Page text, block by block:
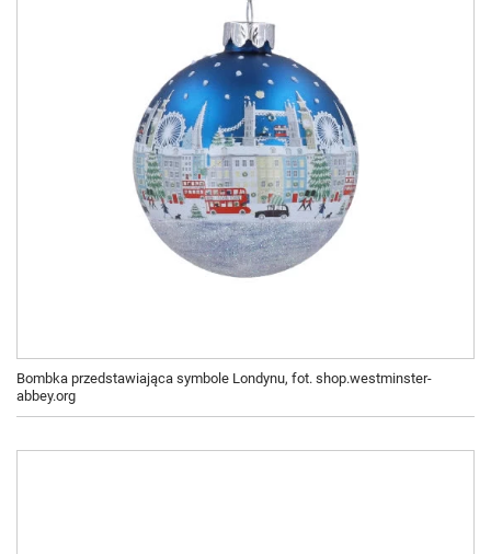
Bombka przedstawiająca symbole Londynu, fot. shop.westminster-
abbey.org